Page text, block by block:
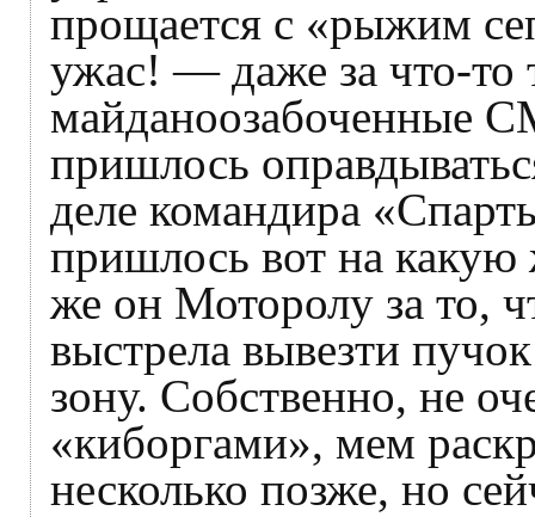
прощается с «рыжим
ужас! — даже за что-то
майданоозабоченные
пришлось
деле командира
пришлось вот на
же он Моторолу за то,
выстрела вывезти
зону. Собственно, не
«киборгами», мем
несколько позже, но